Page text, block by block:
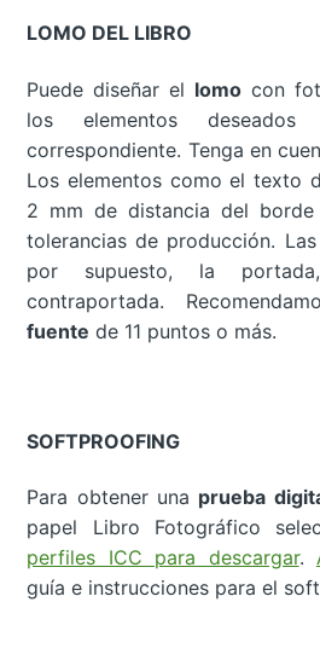
LOMO DEL LIBRO
Puede diseñar el lomo con
los elementos
correspondiente. Tenga en
Los elementos como el texto
2 mm de distancia del borde
tolerancias de producción.
por supuesto, la
contraportada.
fuente de 11 puntos o más.
SOFTPROOFING
Para obtener una prueba
papel Libro Fotográfico
perfiles ICC para descargar.
guía e instrucciones para el